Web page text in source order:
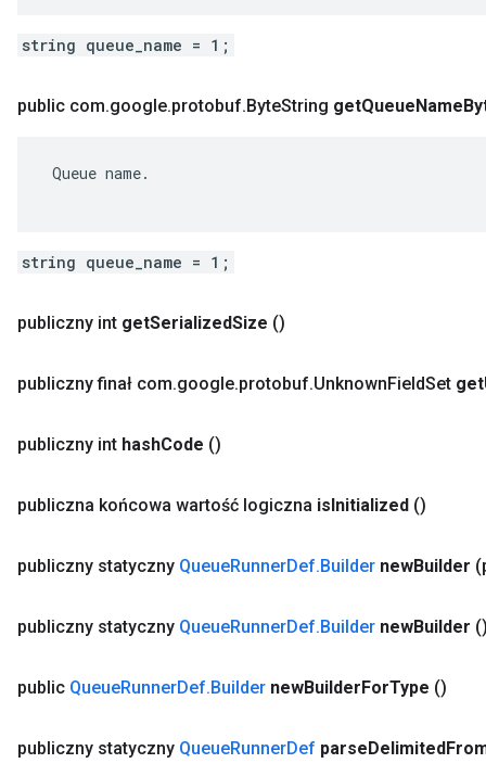
string queue_name = 1;
public com.google.protobuf.ByteString getQueueName
Queue name.
string queue_name = 1;
publiczny int getSerializedSize ()
publiczny finał com.google.protobuf.UnknownFieldSet get
publiczny int hashCode ()
publiczna końcowa wartość logiczna isInitialized ()
publiczny statyczny QueueRunnerDef.Builder newBuilder
publiczny statyczny QueueRunnerDef.Builder newBuilder
public QueueRunnerDef.Builder newBuilderForType ()
publiczny statyczny QueueRunnerDef parseDelimited